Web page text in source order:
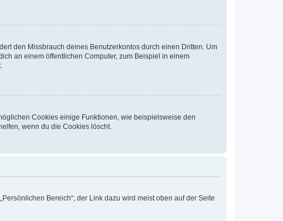
den Missbrauch deines Benutzerkontos durch einen Dritten. Um
an einem öffentlichen Computer, zum Beispiel in einem
Cookies einige Funktionen, wie beispielsweise den
wenn du die Cookies löscht.
Bereich“; der Link dazu wird meist oben auf der Seite